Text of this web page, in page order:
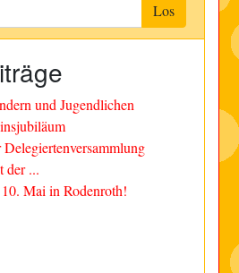
und Jugendlichen
der ...
Mai in Rodenroth!